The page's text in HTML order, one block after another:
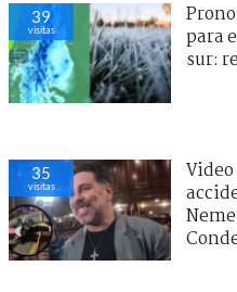
39
visitas
para
sur:
35
visitas